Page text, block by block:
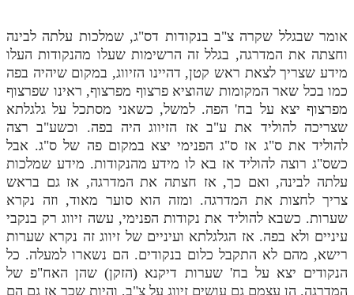
אומר שבגלל שקרה צ"ב בנקודות דס"ג, שמלכות עלתה לבינה
וחצתה את המדרגה, בגלל זה הרשימות שעלו מהנקודות העלו
מידע שצריך לצאת ראש קטן, דהיינו הזיווג, במקום שיהיה בפה
כמו בכל שאר המקומות שהוציא פרצוף מפרצוף, ראינו שפרצוף
מפרצוף יצא על בח' הפה. למשל, כשאני מסתכל על גלגלתא
שצריכה להוליד את ע"ב אז הזיווג היה בפה. וכשע"ב רצה
להוליד את ס"ג אז ס"ג הפנימי יצא במקום פה של ס"ג. אבל
כשס"ג רוצה להוליד אז בא לו מידע מהנקודות. מידע שמלכות
עלתה לבינה, ואם כך, אז חצתה את המדרגה, אז גם בראש
צריך לחצות את המדרגה. ומזה הוא סוער מאוד, וזה נקרא
שערות. כשבא להוליד את נקודות הפנימי, עשה זיווג רק בנקבי
עיניים ולא בפה. אז הגלגלתא ועיניים של זיווג זה נקרא שערות
רישא, מהם לא התקבל כלום בנקודים. הם נשארו למעלה. כל
הנקודים יצא על בח' שערות דיקנא (הזקן) שהן האח"פ של
המדרגה. הן עצמם גם עושים זיווג על צ"ב, והיות שכך אז גם הם